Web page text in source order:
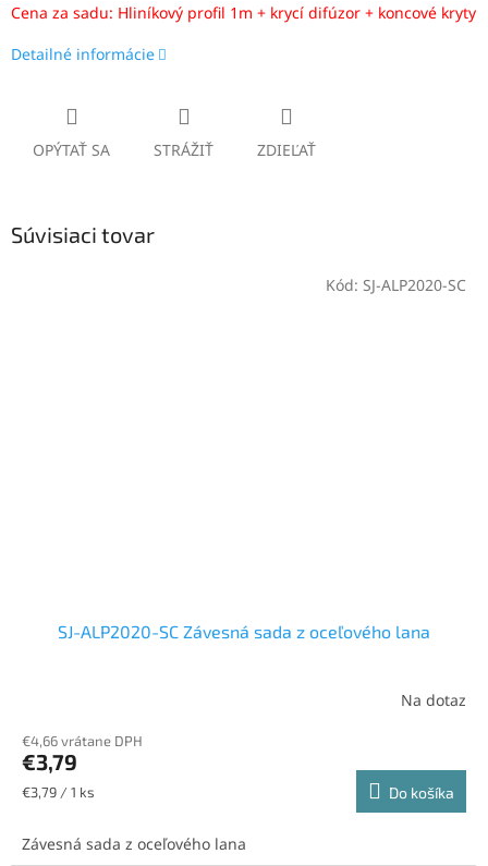
Cena za sadu: Hliníkový profil 1m + krycí difúzor + koncové kryty
Detailné informácie
OPÝTAŤ SA STRÁŽIŤ ZDIEĽAŤ
Súvisiaci tovar
SJ-ALP2020-SC Závesná sada z oceľového lana
Na dotaz
€4,66 vrátane DPH
€3,79
Jednotková
€3,79 / 1 ks Do košíka
Závesná sada z oceľového lana
Kód: SJ-ALP2020-SC